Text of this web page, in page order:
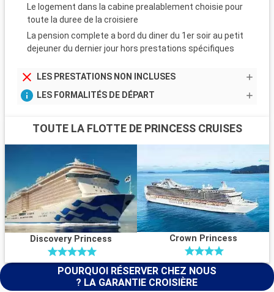
Le logement dans la cabine prealablement choisie pour
toute la duree de la croisiere
La pension complete a bord du diner du 1er soir au petit
dejeuner du dernier jour hors prestations spécifiques
LES PRESTATIONS NON INCLUSES
LES FORMALITÉS DE DÉPART
TOUTE LA FLOTTE DE PRINCESS CRUISES
Discovery Princess Crown Princess
POURQUOI RÉSERVER CHEZ NOUS
? LA GARANTIE CROISIÈRE